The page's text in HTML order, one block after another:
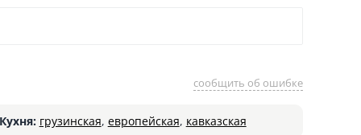
сообщить об ошибке
грузинская, европейская, кавказская